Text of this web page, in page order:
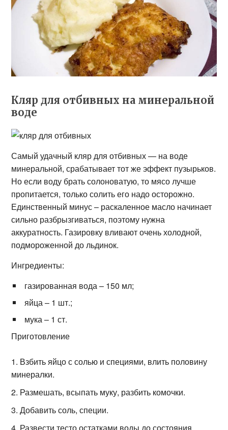
Кляр для отбивных на минеральной
воде
Самый удачный кляр для отбивных — на воде
минеральной, срабатывает тот же эффект пузырьков.
Но если воду брать солоноватую, то мясо лучше
пропитается, только солить его надо осторожно.
Единственный минус – раскаленное масло начинает
сильно разбрызгиваться, поэтому нужна
аккуратность. Газировку вливают очень холодной,
подмороженной до льдинок.
Ингредиенты:
газированная вода – 150 мл;
яйца – 1 шт.;
мука – 1 ст.
Приготовление
Взбить яйцо с солью и специями, влить половину
минералки.
Размешать, всыпать муку, разбить комочки.
Добавить соль, специи.